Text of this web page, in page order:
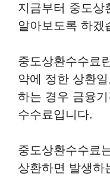
지금부터 중도상
알아보도록 하겠
중도상환수수료
약에 정한 상환
하는 경우 금융
수수료입니다.
중도상환수수료
상환하면 발생하